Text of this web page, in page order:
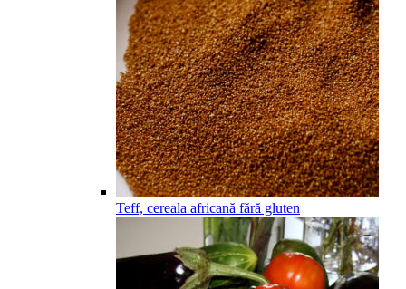
Teff, cereala africană fără gluten